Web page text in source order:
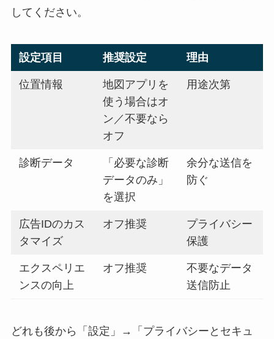
してください。
設定項目 推奨設定 理由
位置情報
地図アプリを
使う場合はオ
ン／不要なら
オフ
用途次第
診断データ
「必要な診断
データのみ」
を選択
余分な送信を
防ぐ
広告IDのカス
タマイズ
オフ推奨
プライバシー
保護
エクスペリエ
ンスの向上
オフ推奨
不要なデータ
送信防止
どれも後から「設定」→「プライバシーとセキュ